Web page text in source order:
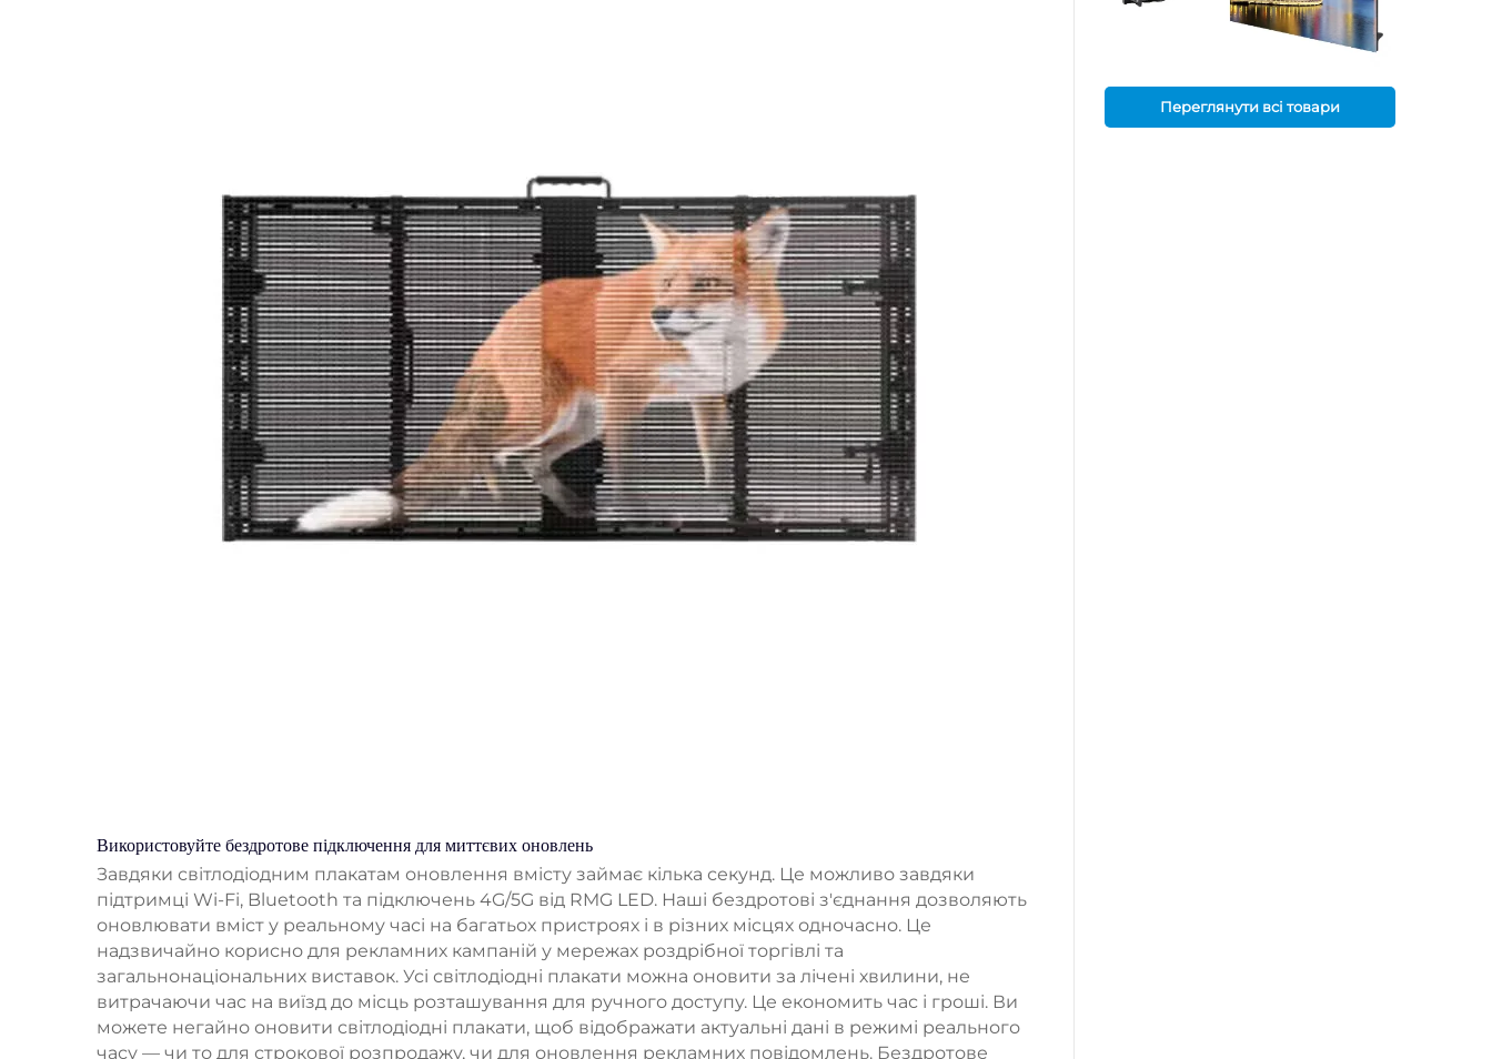
Використовуйте бездротове підключення для миттєвих оновлень
Завдяки світлодіодним плакатам оновлення вмісту займає кілька секунд. Це можливо завдяки
підтримці Wi-Fi, Bluetooth та підключень 4G/5G від RMG LED. Наші бездротові з'єднання дозволяють
оновлювати вміст у реальному часі на багатьох пристроях і в різних місцях одночасно. Це
надзвичайно корисно для рекламних кампаній у мережах роздрібної торгівлі та
загальнонаціональних виставок. Усі світлодіодні плакати можна оновити за лічені хвилини, не
витрачаючи час на виїзд до місць розташування для ручного доступу. Це економить час і гроші. Ви
можете негайно оновити світлодіодні плакати, щоб відображати актуальні дані в режимі реального
часу — чи то для строкової розпродажу, чи для оновлення рекламних повідомлень. Бездротове
Переглянути всі товари